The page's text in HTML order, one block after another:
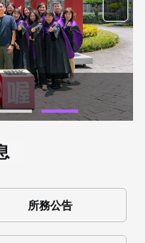
Next
所務公告